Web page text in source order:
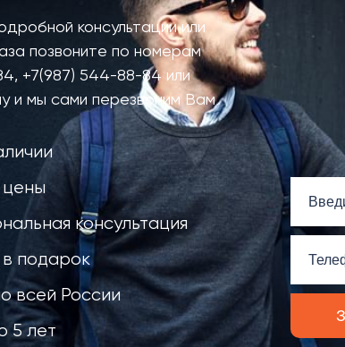
консультации или
позвоните по номерам
, +7(987) 544-88-84 или
и мы сами перезвоним Вам
консультация
подарок
всей России
5 лет